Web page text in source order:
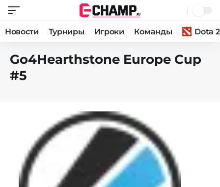
Новости Турниры Игроки Команды Dota 2
Go4Hearthstone Europe Cup
#5